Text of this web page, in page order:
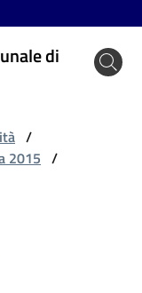
di
/
2015 /